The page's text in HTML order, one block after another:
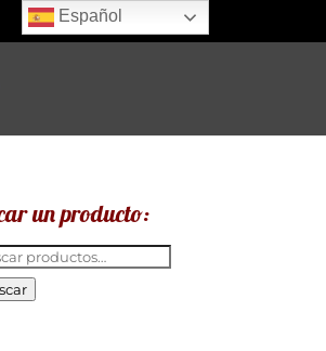
un producto:
Español